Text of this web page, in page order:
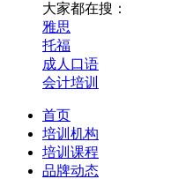
大家都在搜：
雅思
托福
成人口语
会计培训
首页
培训机构
培训课程
品牌动态